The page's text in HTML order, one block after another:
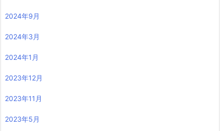
2024年9月
2024年3月
2024年1月
2023年12月
2023年11月
2023年5月